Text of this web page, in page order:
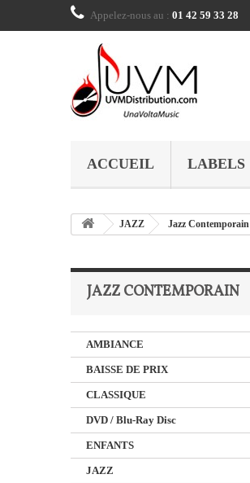
Appelez-nous au : 01 42 59 33 28
ACCUEIL LABELS
JAZZ Jazz Contemporain
JAZZ CONTEMPORAIN
AMBIANCE
BAISSE DE PRIX
CLASSIQUE
DVD / Blu-Ray Disc
ENFANTS
JAZZ